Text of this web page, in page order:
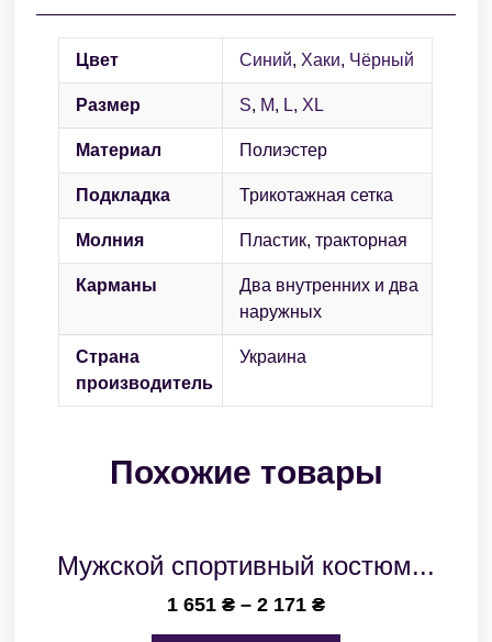
Цвет Синий, Хаки, Чёрный
Размер S, M, L, XL
Материал Полиэстер
Подкладка Трикотажная сетка
Молния Пластик, тракторная
Карманы
Два внутренних и два
наружных
Страна
производитель
Украина
Похожие товары
Мужской спортивный костюм...
1 651 ₴ – 2 171 ₴